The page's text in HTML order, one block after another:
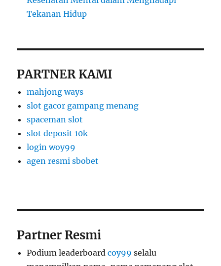
Tekanan Hidup
PARTNER KAMI
mahjong ways
slot gacor gampang menang
spaceman slot
slot deposit 10k
login woy99
agen resmi sbobet
Partner Resmi
Podium leaderboardcoy99 selalu